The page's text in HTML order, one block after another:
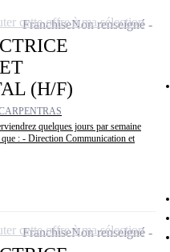
(H/F)
quelques jours par semaine
: - Direction Communication et
FranchiseNon renseigné
cette offre à ma sélection
FranchiseNon renseigné
cette offre à ma sélection